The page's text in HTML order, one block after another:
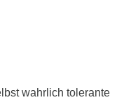
wahrlich tolerante